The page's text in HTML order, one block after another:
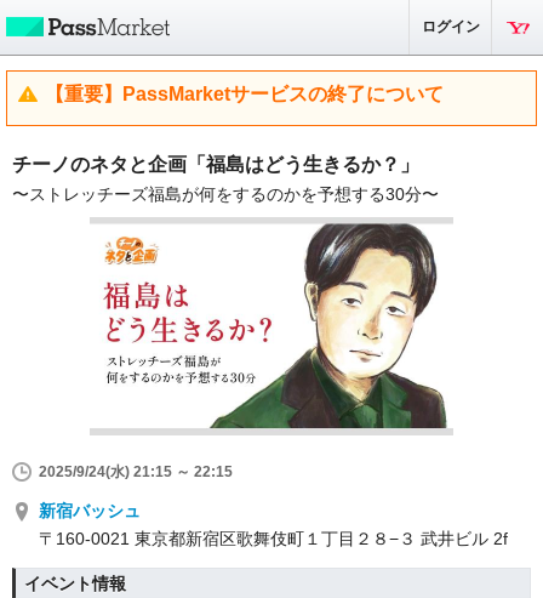
ログイン
【重要】PassMarketサービスの終了について
チーノのネタと企画「福島はどう生きるか？」
〜ストレッチーズ福島が何をするのかを予想する30分〜
2025/9/24(水) 21:15 ～ 22:15
新宿バッシュ
〒160-0021 東京都新宿区歌舞伎町１丁目２８−３ 武井ビル 2f
イベント情報